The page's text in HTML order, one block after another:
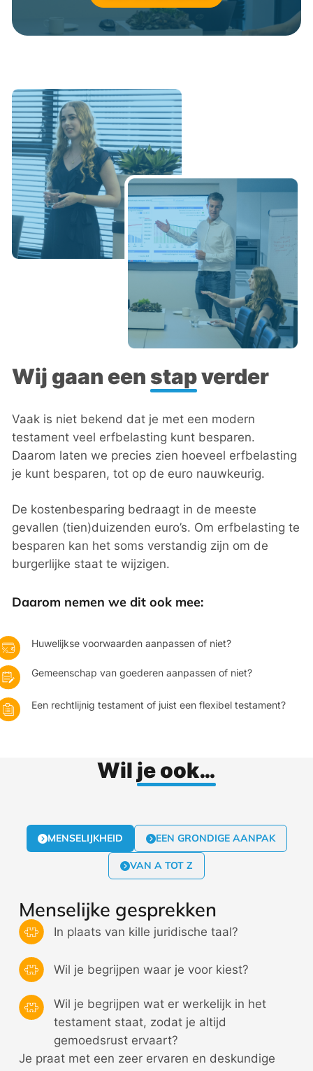
Wij gaan een ​ stapverder
Vaak is niet bekend dat je met een modern
testament veel erfbelasting kunt besparen.
Daarom laten we precies zien hoeveel erfbelasting
je kunt besparen, tot op de euro nauwkeurig.
De kostenbesparing bedraagt in de meeste
gevallen (tien)duizenden euro’s. Om erfbelasting te
besparen kan het soms verstandig zijn om de
burgerlijke staat te wijzigen.
Daarom nemen we dit ook mee:
Huwelijkse voorwaarden aanpassen of niet?
Gemeenschap van goederen aanpassen of niet?
Een rechtlijnig testament of juist een flexibel testament?
Wil je ook…
MENSELIJKHEID EEN GRONDIGE AANPAK
VAN A TOT Z
Menselijke gesprekken
In plaats van kille juridische taal?
Wil je begrijpen waar je voor kiest?
Wil je begrijpen wat er werkelijk in het
testament staat, zodat je altijd
gemoedsrust ervaart?
Je praat met een zeer ervaren en deskundige